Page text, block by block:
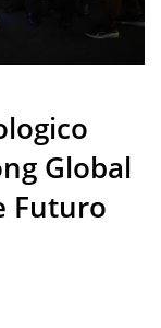
Global
Futuro